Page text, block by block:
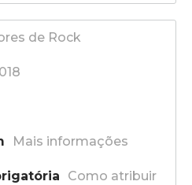
de Rock
Mais informações
Como atribuir